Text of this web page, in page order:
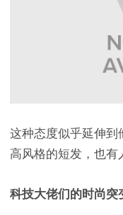
这种态度似乎延伸到
高风格的短发，也有
科技大佬们的时尚突